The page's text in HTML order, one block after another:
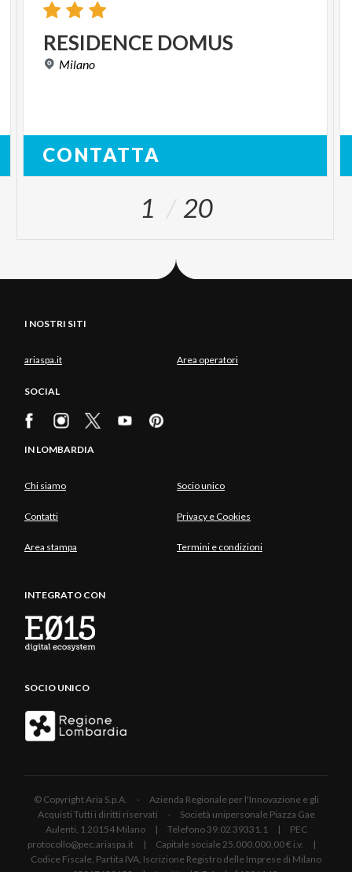
RESIDENCE DOMUS
Milano
CONTATTA
1 20
I NOSTRI SITI
ariaspa.it Area operatori
SOCIAL
IN LOMBARDIA
Chi siamo Socio unico
Contatti Privacy e Cookies
Area stampa Termini e condizioni
INTEGRATO CON
SOCIO UNICO
© Copyright Aria S.p.A. - Azienda Regionale per l'Innovazione e gli
Acquisti Tutti i diritti riservati - Società unipersonale Piazza Gae
Aulenti, 1 20154 Milano | Telefono 39.02 39331.1 | PEC
protocollo@pec.ariaspa.it | Capitale sociale 25.000.000,00 € i.v. |
Codice Fiscale, Partita IVA, Iscrizione Registro delle Imprese di Milano